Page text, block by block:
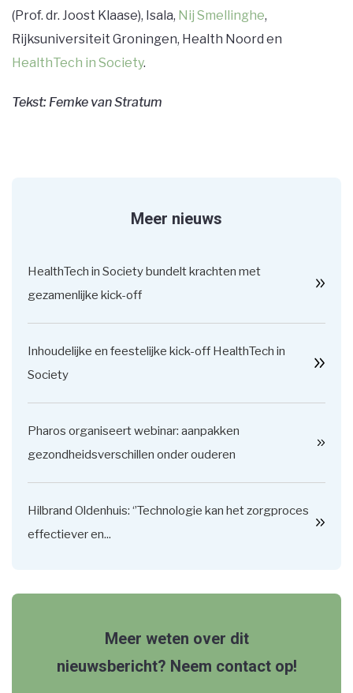
(Prof. dr. Joost Klaase), Isala, Nij Smellinghe,
Rijksuniversiteit Groningen, Health Noord en
HealthTech in Society.
Tekst: Femke van Stratum
Meer nieuws
HealthTech in Society bundelt krachten met
gezamenlijke kick-off
Inhoudelijke en feestelijke kick-off HealthTech in
Society
Pharos organiseert webinar: aanpakken
gezondheidsverschillen onder ouderen
Hilbrand Oldenhuis: ‘’Technologie kan het zorgproces
effectiever en...
Meer weten over dit
nieuwsbericht? Neem contact op!